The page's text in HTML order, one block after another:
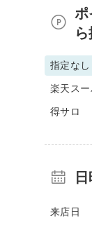
ポ
指定なし
楽天スー
得サロ
来店日